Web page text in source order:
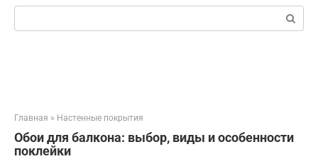
Поиск:
Главная » Настенные покрытия
Обои для балкона: выбор, виды и особенности
поклейки